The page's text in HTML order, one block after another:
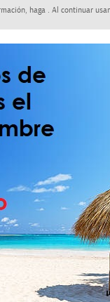
haga . Al continuar